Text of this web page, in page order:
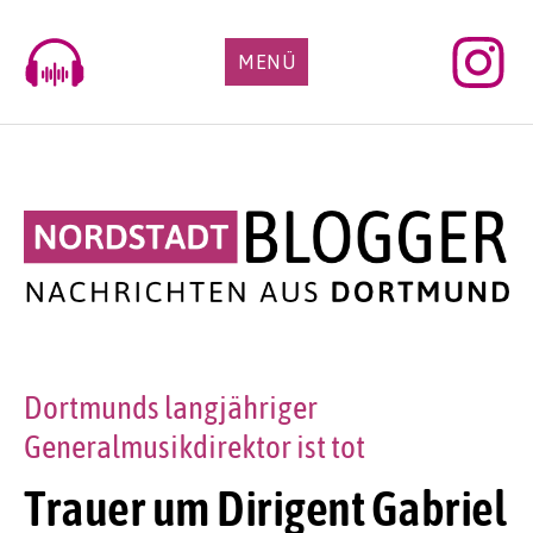
content
MENÜ
Trauer um Dirigent Gabriel
Dortmunds langjähriger
Generalmusikdirektor ist tot